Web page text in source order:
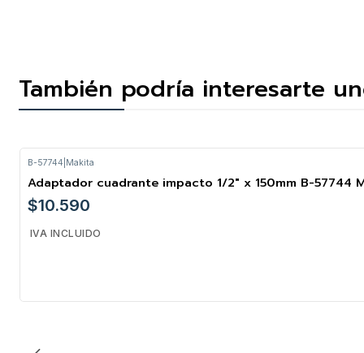
También podría interesarte
B-57744 Makita
Adaptador cuadrante impacto 1/2" x 150mm B-57744
$10.590
IVA INCLUIDO